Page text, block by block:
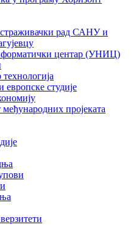
рад САНУ и
центар (УНИЦ)
европске студије
пројеката